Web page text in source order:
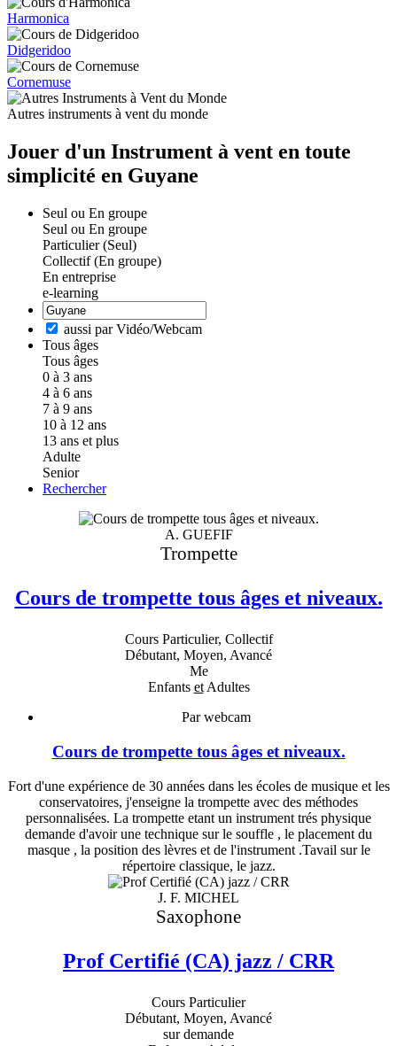
Harmonica
Didgeridoo
Cornemuse
Autres instruments à vent du monde
Jouer d'un Instrument à vent en toute
simplicité en Guyane
Seul ou En groupe
Seul ou En groupe
Particulier (Seul)
Collectif (En groupe)
En entreprise
e-learning
aussi par Vidéo/Webcam
Tous âges
Tous âges
0 à 3 ans
4 à 6 ans
7 à 9 ans
10 à 12 ans
13 ans et plus
Adulte
Senior
Rechercher
A. GUEFIF
Trompette
Cours de trompette tous âges et niveaux.
Cours Particulier, Collectif
Débutant, Moyen, Avancé
Me
Enfants etAdultes
Par webcam
Cours de trompette tous âges et niveaux.
Fort d'une expérience de 30 années dans les écoles de musique et les
conservatoires, j'enseigne la trompette avec des méthodes
personnalisées. La trompette etant un instrument trés physique
demande d'avoir une technique sur le souffle , le placement du
masque , la position des lèvres et de l'instrument .Tavail sur le
répertoire classique, le jazz.
J. F. MICHEL
Saxophone
Prof Certifié (CA) jazz / CRR
Cours Particulier
Débutant, Moyen, Avancé
sur demande